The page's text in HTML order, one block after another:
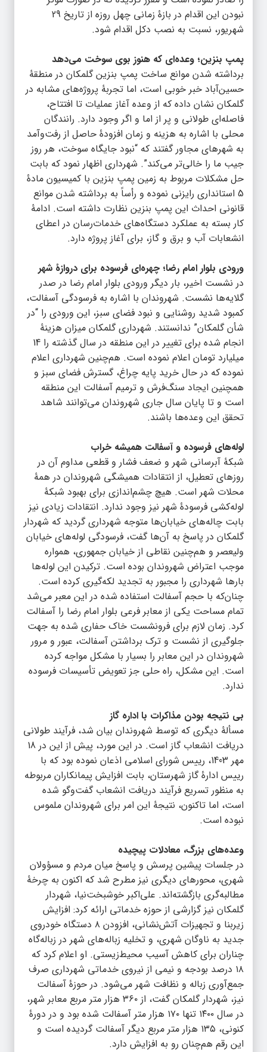
نبودن این اقدام در بازۀ زمانی چهل روزه از تاریخ 29
شهریور، نسبت به نصب دکل اقدام شود.
پمپ بنزین؛ وعده‌ای که هنوز بوی سوخت می‌دهد
برداشته شدن موانع ساخت پمپ بنزین گلمکان در منطقۀ
حسین‌آباد خبر خوبی است، اما تجربۀ پروژه‌های مشابه در
گلمکان نشان داده که از وعده آغاز عملیات تا افتتاح،
فاصله‌ای طولانی و پر از اما و اگر وجود دارد. رانندگان
محلی با اشاره به هزینه و زمان افزودۀ حاصل از رفت‌وآمد
به شهرهای مجاور گفتند که “نبود جایگاه سوخت، هر روز
جیب ما را خالی‌تر می‌کند”. شهرداری اظهار نمود که بابت
حل مشکلات مربوط به زمین پمپ بنزین با کمیسیون مادۀ
5 استانداری رایزنی نموده و رأساً به برداشته شدن موانع
قانونی احداث این پمپ بنزین نظارت داشته است. ادامۀ
کار بسته به عملکرد دستگاه‌های خدمات‌رسان در اعطای
انشعابات آب و برق و گاز، برای آغاز پروژه دارد.
ورودی بلوار امام رضا؛ چهره‌ای فرسوده برای دروازۀ شهر
در نشست اخیر، بار دیگر ورودی بلوار امام رضا در صدر
گلایه‌ها نشست. شهروندان با اشاره به فرسودگی آسفالت،
کمبود شدید روشنایی و نبود فضای سبز، این ورودی را “در
شأن گلمکان” ندانستند. شهرداری گلمکان میزان هزینۀ
انجام شده برای تغییر در این منطقه در سال گذشته را 14
میلیارد تومان اعلام نموده است. هم‌چنین شهرداری اعلام
نموده که در حال خرید پایه چراغ، گسترش فضای سبز و
همچنین ایجاد سنگ‌فرش و ترمیم آسفالت این منطقه
است و تا پایان سال جاری شهروندان می‌توانند شاهد
تحقق این وعده‌ها باشند.
لوله‌های فرسوده و آسفالت همیشه خراب
شبکۀ آبرسانی شهر و ضعف فشار و قطعی مداوم آن در
روزهای تعطیل، از انتقادات همیشگی شهروندان در همۀ
محلات شهر است. هیچ چشم‌اندازی برای بهبود شبکۀ
لوله‌کشی فرسودۀ شهر نیز وجود ندارد. انتقادات زیادی نیز
بابت چاله‌های خیابان‌ها متوجه شهرداری گردید که شهردار
گلمکان در پاسخ به آن‌ها گفت، فرسودگی لوله‌های خیابان
ولیعصر و هم‌چنین نقاطی از خیابان جمهوری، همواره
موجب اعتراض شهروندان بوده است. ترکیدن این لوله‌ها
بارها شهرداری را مجبور به تجدید لکه‌گیری کرده است.
چنان‌که با حجم آسفالت استفاده شده در این معبر می‌شد
تمام مساحت یکی از معابر فرعی بلوار امام رضا را آسفالت
کرد. زمان لازم برای فرونشست خاک حفاری شده به جهت
جلوگیری از نشست و ترک برداشتن آسفالت، عبور و مرور
شهروندان در این معابر را بسیار با مشکل مواجه کرده
است. این مشکل، راه حلی جز تعویض تأسیسات فرسوده
ندارد.
بی نتیجه بودن مذاکرات با اداره گاز
مسألۀ دیگری که توسط شهروندان بیان شد، فرآیند طولانی
دریافت انشعاب گاز است. در این مورد، پیش از این در 18
مهر 1403، رییس شورای اسلامی اذعان نموده بود که با
رییس ادارۀ گاز شهرستان، بابت افزایش پیمانکاران مربوطه
به منظور تسریع فرآیند دریافت انشعاب گفت‌وگو شده
است، اما تاکنون، نتیجۀ این امر برای شهروندان ملموس
نبوده است.
وعده‌های بزرگ، معادلات پیچیده
در جلسات پیشین پرسش و پاسخ میان مردم و مسؤولان
شهری، محورهای دیگری نیز مطرح شد که اکنون به چرخۀ
مطالبه‌گری بازگشته‌اند. علی‌اکبر خوشبخت‌نیا، شهردار
گلمکان نیز گزارشی از حوزه خدماتی ارائه کرد: افزایش
زیربنا و تجهیزات آتش‌نشانی، افزودن ۸ دستگاه خودروی
جدید به ناوگان شهری، و تخلیه زباله‌های شهر در زباله‌گاه
چناران برای کاهش آسیب محیط‌زیستی. او اعلام کرد که
۱۸ درصد بودجه و نیمی از نیروی خدماتی شهرداری صرف
جمع‌آوری زباله و نظافت شهر می‌شود. در حوزۀ آسفالت
نیز، شهردار گلمکان گفت، از ۳۶۰ هزار متر مربع معابر شهر،
در سال ۱۴۰۰ تنها ۱۷۰ هزار متر آسفالت شده بود و در دورۀ
کنونی، ۱۳۵ هزار متر مربع دیگر آسفالت گردیده است و
این رقم هم‌چنان رو به افزایش دارد.